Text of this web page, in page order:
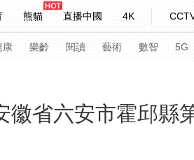
熊貓 直播中國 4K
天天學習
影音
康 樂齡 閱讀 藝術 數智 5G
省六安市霍邱縣